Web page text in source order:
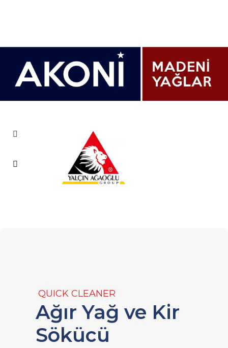
QUICK CLEANER
Ağır Yağ ve Kir
Sökücü